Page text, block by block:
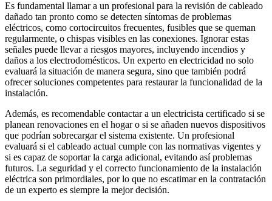
Es fundamental llamar a un profesional para la revisión de cableado
dañado tan pronto como se detecten síntomas de problemas
eléctricos, como cortocircuitos frecuentes, fusibles que se queman
regularmente, o chispas visibles en las conexiones. Ignorar estas
señales puede llevar a riesgos mayores, incluyendo incendios y
daños a los electrodomésticos. Un experto en electricidad no solo
evaluará la situación de manera segura, sino que también podrá
ofrecer soluciones competentes para restaurar la funcionalidad de la
instalación.
Además, es recomendable contactar a un electricista certificado si se
planean renovaciones en el hogar o si se añaden nuevos dispositivos
que podrían sobrecargar el sistema existente. Un profesional
evaluará si el cableado actual cumple con las normativas vigentes y
si es capaz de soportar la carga adicional, evitando así problemas
futuros. La seguridad y el correcto funcionamiento de la instalación
eléctrica son primordiales, por lo que no escatimar en la contratación
de un experto es siempre la mejor decisión.